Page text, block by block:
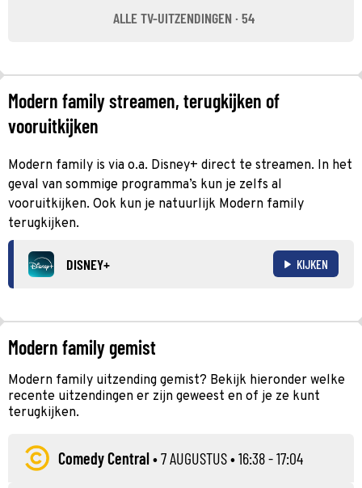
ALLE TV-UITZENDINGEN · 54
Modern family streamen, terugkijken of
vooruitkijken
Modern family is via o.a. Disney+ direct te streamen. In het
geval van sommige programma’s kun je zelfs al
vooruitkijken. Ook kun je natuurlijk Modern family
terugkijken.
DISNEY+ KIJKEN
Modern family gemist
Modern family uitzending gemist? Bekijk hieronder welke
recente uitzendingen er zijn geweest en of je ze kunt
terugkijken.
Comedy Central•7 AUGUSTUS• 16:38 - 17:04